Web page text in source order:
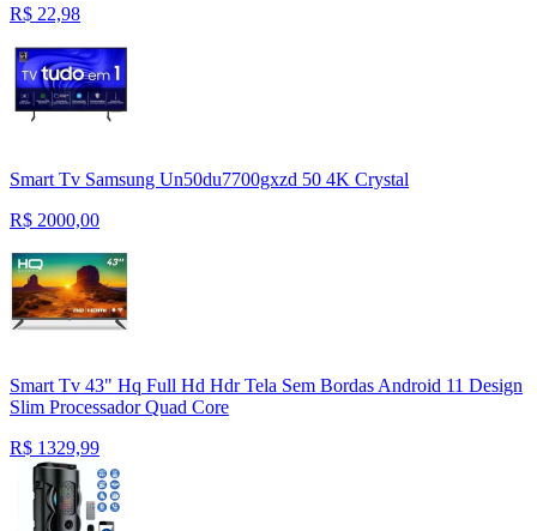
R$ 22,98
Smart Tv Samsung Un50du7700gxzd 50 4K Crystal
R$ 2000,00
Smart Tv 43" Hq Full Hd Hdr Tela Sem Bordas Android 11 Design
Slim Processador Quad Core
R$ 1329,99